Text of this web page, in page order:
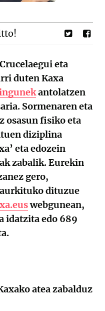
eta
duten Kaxa
antolatzen
Sormenaren eta
osasun fisiko eta
diziplina
eta edozein
zabalik. Eurekin
gero,
dituzue
webgunean,
idatzita edo 689
atea zabalduz